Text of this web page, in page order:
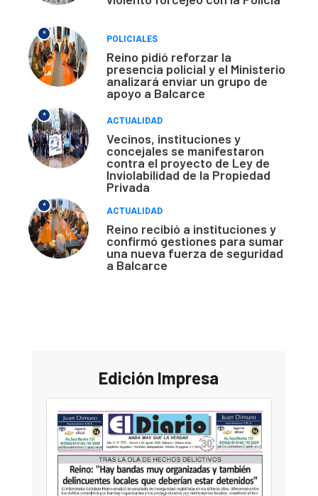
*
POLICIALES
Reino pidió reforzar la
presencia policial y el Ministerio
analizará enviar un grupo de
apoyo a Balcarce
*
ACTUALIDAD
Vecinos, instituciones y
concejales se manifestaron
contra el proyecto de Ley de
Inviolabilidad de la Propiedad
Privada
*
ACTUALIDAD
Reino recibió a instituciones y
confirmó gestiones para sumar
una nueva fuerza de seguridad
a Balcarce
Edición Impresa